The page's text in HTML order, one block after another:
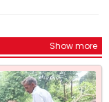
Show more